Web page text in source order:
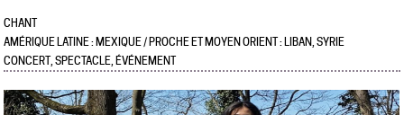
CHANT
AMÉRIQUE LATINE : MEXIQUE / PROCHE ET MOYEN ORIENT : LIBAN, SYRIE
CONCERT, SPECTACLE, ÉVÉNEMENT